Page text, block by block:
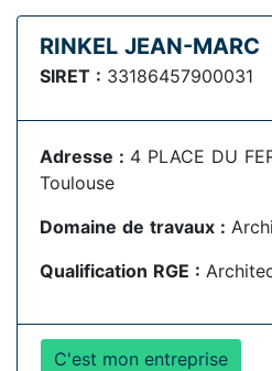
RINKEL JEAN-MARC
SIRET : 33186457900031
Adresse : 4 PLACE DU
Toulouse
Domaine de travaux :
Qualification RGE :
C'est mon entreprise